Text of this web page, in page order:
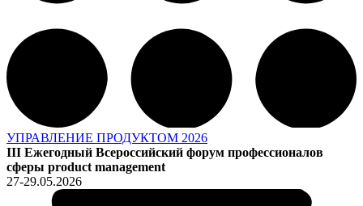
УПРАВЛЕНИЕ ПРОДУКТОМ 2026
III Ежегодный Всероссийский форум профессионалов
сферы product management
27-29.05.2026